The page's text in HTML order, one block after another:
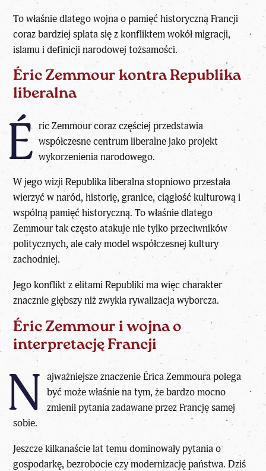
To właśnie dlatego wojna o pamięć historyczną Francji
coraz bardziej splata się z konfliktem wokół migracji,
islamu i definicji narodowej tożsamości.
Éric Zemmour kontra Republika
liberalna
É ric Zemmourcoraz częściej przedstawia
współczesnecentrum liberalnejako projekt
wykorzenienia narodowego.
W jego wizji Republika liberalna stopniowo przestała
wierzyć w naród, historię, granice, ciągłość kulturową i
wspólną pamięć historyczną. To właśnie dlatego
Zemmour tak często atakuje nie tylko przeciwników
politycznych, ale cały model współczesnej kultury
zachodniej.
Jego konflikt z elitami Republiki ma więc charakter
znacznie głębszy niż zwykła rywalizacja wyborcza.
Éric Zemmour i wojna o
interpretację Francji
N ajważniejsze znaczenie Érica Zemmoura polega
być może właśnie na tym, że bardzo mocno
zmienił pytania zadawane przez Francję samej
sobie.
Jeszcze kilkanaście lat temu dominowały pytania o
gospodarkę, bezrobocie czy modernizację państwa. Dziś